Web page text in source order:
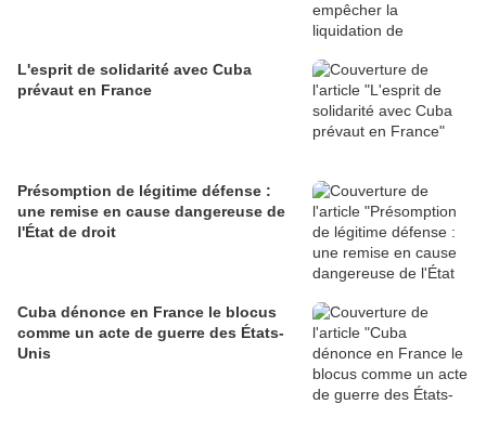
L'esprit de solidarité avec Cuba
prévaut en France
Présomption de légitime défense :
une remise en cause dangereuse de
l'État de droit
Cuba dénonce en France le blocus
comme un acte de guerre des États-
Unis